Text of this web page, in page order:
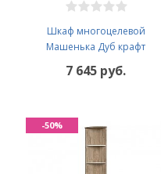
Шкаф многоцелевой
Машенька Дуб крафт
7 645 руб.
-50%